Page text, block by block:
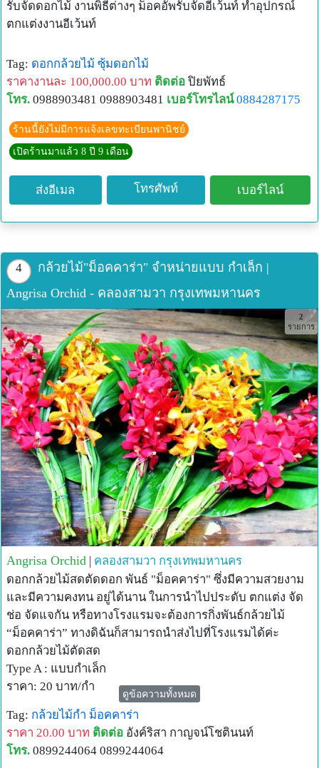
รับจัดดอกไม้ งานพิธีต่างๆ ม็อคอัพรับจัดอีเว้นท์ ทำอุปกรณ์
ตกแต่งงานอีเว้นท์
Tag: ดอกกล้วยไม้ ซุ้มดอกไม้
ราคางานละ 100,000.00 บาท ติดต่อ ปิยพัทธ์
โทร. 0988903481 0988903481 เบอร์โทรไลน์ 0884287175
ร้านนี้ยังไม่มีการแจ้งเลขทะเบียนพานิชย์
เปิดร้านมาแล้ว 8 ปี 9 เดือน
ส่งอีเมล โทรศัพท์ เบอร์ไลน์
4
กล้วยไม้"ม็อคคาร่า" จำหน่ายแบบ กำเล็ก |
Angrisa Orchid - คลองสามวา กรุงเทพมหานคร
2
รายการ
Angrisa Orchid คลองสามวา กรุงเทพมหานคร
ดอกกล้วยไม้สดตัดดอก พันธ์ "ม็อคคาร่า" ซึ่งมีความสวยงาม
และมีความคงทน อยู่ได้นาน ในการนำไปประดับ ตกแต่ง จัด
ช่อ จัดแจกัน หรือทางโรงแรมจะต้องการกิ่งพันธ์กล้วยไม้
“ม็อคคาร่า” ทางดิฉันก็สามารถนำส่งไปที่โรงแรมได้ค่ะ
ดอกกล้วยไม้ตัดสด
Type A : แบบกำเล็ก
ราคา: 20 บาท/กำ
แบบกำเล็ก(ใบเตย,ดอกไม้ 2 ช่อ) = กำละ 20 บาท, ก้านช่อยาว
ประมาณ 40-45 ซม. ในช่อไม่แซมดอกไม้ร่วงค่ะ
(ปริมาณการสั่งขั้นต่ำ 200 กำขึ้น จัดส่งสินค้าในเขตกรุงเทพฯ
และสมุทรปราการ)
ดูข้อความทั้งหมด
Tag: กล้วยไม้กำ ม็อคคาร่า
ราคา 20.00 บาท ติดต่อ อังค์ริสา กาญจน์โชตินนท์
โทร. 0899244064 0899244064